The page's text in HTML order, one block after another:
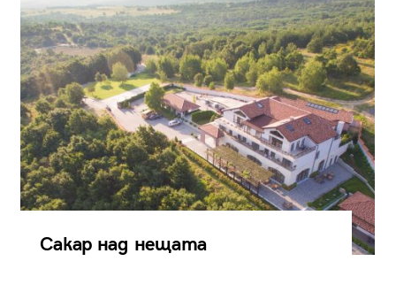
Сакар над нещата